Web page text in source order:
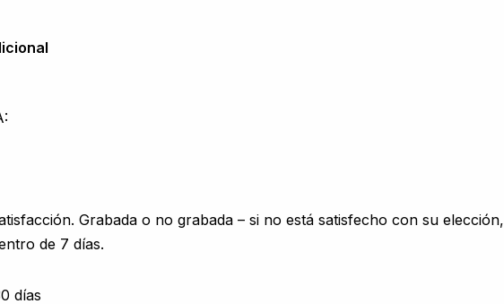
Grabada o no grabada – si no está satisfecho con su elección,
de 7 días.
días